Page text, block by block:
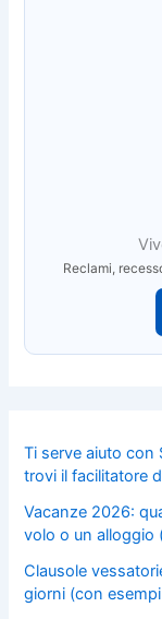
Reclami,
Ti serve aiuto con
trovi il facilitatore
Vacanze 2026:
volo o un alloggio
Clausole
giorni (con